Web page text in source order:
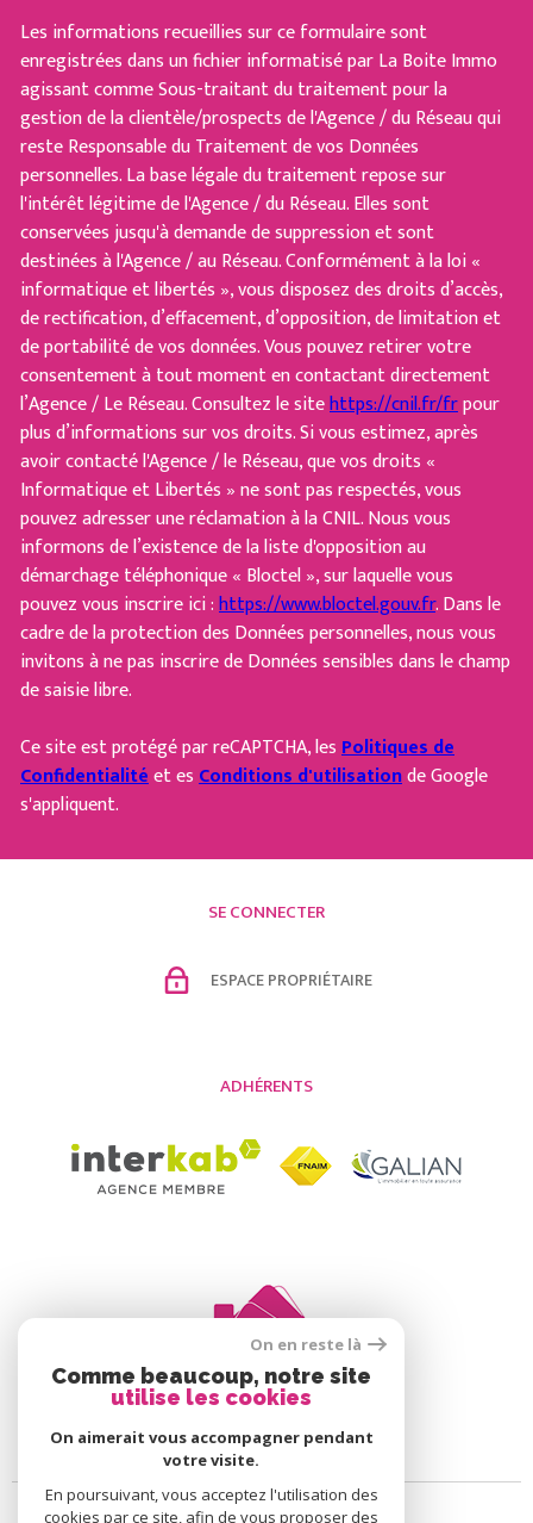
Les informations recueillies sur ce formulaire sont
enregistrées dans un fichier informatisé par La Boite Immo
agissant comme Sous-traitant du traitement pour la
gestion de la clientèle/prospects de l'Agence / du Réseau qui
reste Responsable du Traitement de vos Données
personnelles. La base légale du traitement repose sur
l'intérêt légitime de l'Agence / du Réseau. Elles sont
conservées jusqu'à demande de suppression et sont
destinées à l'Agence / au Réseau. Conformément à la loi «
informatique et libertés », vous disposez des droits d’accès,
de rectification, d’effacement, d’opposition, de limitation et
de portabilité de vos données. Vous pouvez retirer votre
consentement à tout moment en contactant directement
l’Agence / Le Réseau. Consultez le sitehttps://cnil.fr/frpour
plus d’informations sur vos droits. Si vous estimez, après
avoir contacté l'Agence / le Réseau, que vos droits «
Informatique et Libertés » ne sont pas respectés, vous
pouvez adresser une réclamation à la CNIL. Nous vous
informons de l’existence de la liste d'opposition au
démarchage téléphonique « Bloctel », sur laquelle vous
pouvez vous inscrire ici :https://www.bloctel.gouv.fr. Dans le
cadre de la protection des Données personnelles, nous vous
invitons à ne pas inscrire de Données sensibles dans le champ
de saisie libre.
Ce site est protégé par reCAPTCHA, lesPolitiques de
Confidentialitéet esConditions d'utilisationde Google
s'appliquent.
SE CONNECTER
ESPACE PROPRIÉTAIRE
ADHÉRENTS
On en reste là
Comme beaucoup, notre site
utilise les cookies
On aimerait vous accompagner pendant
votre visite.
En poursuivant, vous acceptez l'utilisation des
cookies par ce site, afin de vous proposer des